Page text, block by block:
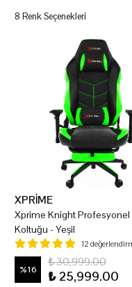
8 Renk Seçenekleri
XPRİME
Xprime Knight Profesyonel
Koltuğu - Yeşil
12
%16
₺ 30,999.00
₺ 25,999.00